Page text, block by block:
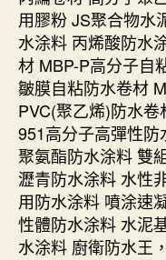
用膠粉 JS聚合物水
水涂料 丙烯酸防水
材 MBP-P高分子自
皺膜自粘防水卷材
PVC(聚乙烯)防水
951高分子高彈性
聚氨酯防水涂料 雙
瀝青防水涂料 水性
用防水涂料 噴涂速
性體防水涂料 水泥
水涂料 廚衛防水王，